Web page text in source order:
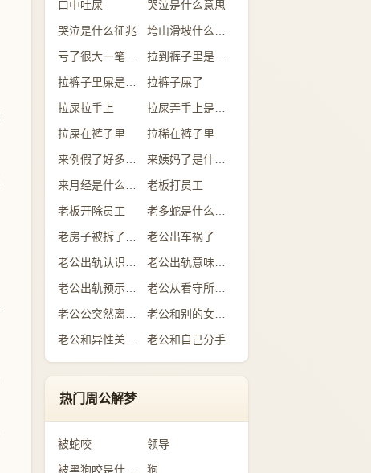
口中吐屎
哭泣是什么意思
哭泣是什么征兆
拉到裤子里是什么情况
拉裤子屎了
拉屎拉手上
拉屎弄手上是什么意思
拉屎在裤子里
拉稀在裤子里
来姨妈了是什么意思
老板打员工
老板开除员工
老公出车祸了
老公出轨意味着什么
老公从看守所回来
老公和别的女人吃饭
老公和自己分手
热门周公解梦
被蛇咬
领导
狗